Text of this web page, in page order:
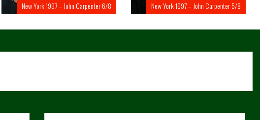
New York 1997 – John Carpenter 6/8 New York 1997 – John Carpenter 5/8